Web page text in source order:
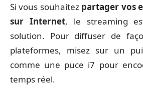
Si vous souhaitez partager vos
sur Internet, le streaming
solution. Pour diffuser de
plateformes, misez sur un
comme une puce i7 pour
temps réel.